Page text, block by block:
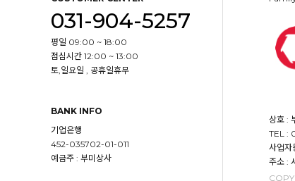
031-904-5257
평일 09:00 ~ 18:00
점심시간 12:00 ~ 13:00
토,일요일 , 공휴일휴무
BANK INFO
기업은행
452-035702-01-011
예금주 : 부미상사
상호 :
TEL :
사업자
주소 :